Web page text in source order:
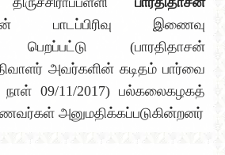
பாடப்பிரிவு இணைவு
பெறப்பட்டு (பாரதிதாசன்
அவர்களின் கடிதம் பார்வை
09/11/2017) பல்கலைகழகத்
அனுமதிக்கப்படுகின்றனர்